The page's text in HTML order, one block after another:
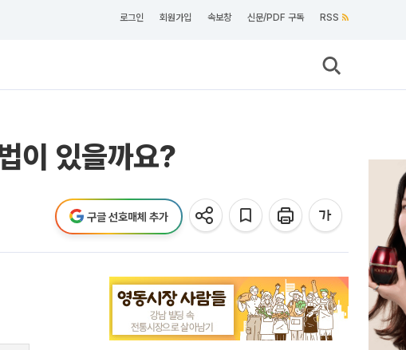
로그인 회원가입 속보창 신문/PDF 구독 RSS
이 있을까요?
구글 선호매체 추가